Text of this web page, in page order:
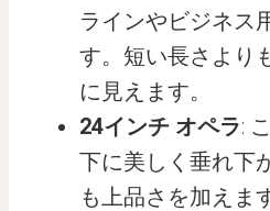
ラインやビジネス
す。短い長さより
に見えます。
24インチ オペラ:
下に美しく垂れ下
も上品さを加えま